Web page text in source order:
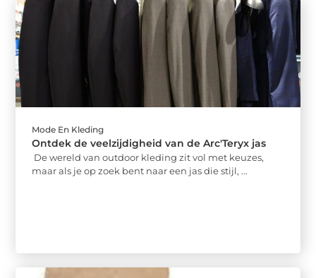
Mode En Kleding
Ontdek de veelzijdigheid van de Arc'Teryx jas
De wereld van outdoor kleding zit vol met keuzes,
maar als je op zoek bent naar een jas die stijl, ...